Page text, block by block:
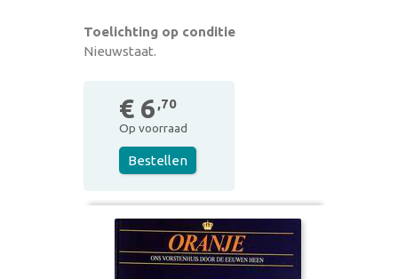
Toelichting op conditie
Nieuwstaat.
€ 6 ,70
Op voorraad
Bestellen